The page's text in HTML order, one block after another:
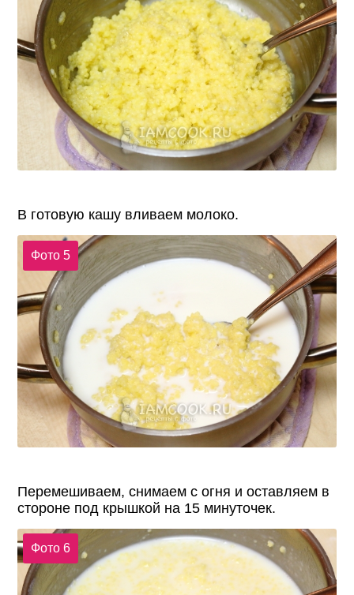
В готовую кашу вливаем молоко.
Фото 5
Перемешиваем, снимаем с огня и оставляем в
стороне под крышкой на 15 минуточек.
Фото 6